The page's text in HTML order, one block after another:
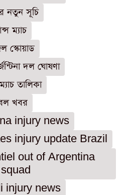
নতুন সূচি
ম্যাচ
স্কোয়াড
দল ঘোষণা
তালিকা
খবর
injury news
injury update Brazil
out of Argentina
squad
injury news